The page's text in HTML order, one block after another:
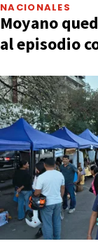
NACIONALES
Moyano
al episodio